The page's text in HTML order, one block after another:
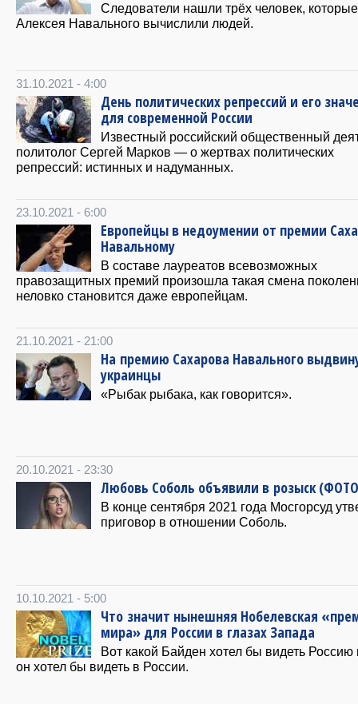
Следователи нашли трёх человек,
Алексея Навального вычислили людей.
31.10.2021 - 4:00
День политических репрессий и его
для современной России
Известный российский общественный
политолог Сергей Марков — о жертвах политических
репрессий: истинных и надуманных.
23.10.2021 - 6:00
Европейцы в недоумении от премии
Навальному
В составе лауреатов всевозможных
правозащитных премий произошла такая смена
неловко становится даже европейцам.
21.10.2021 - 21:00
На премию Сахарова Навального
украинцы
«Рыбак рыбака, как говорится».
20.10.2021 - 23:30
Любовь Соболь объявили в розыск
В конце сентября 2021 года Мосгорсуд
приговор в отношении Соболь.
10.10.2021 - 5:00
Что значит нынешняя Нобелевская
мира» для России в глазах Запада
Вот какой Байден хотел бы видеть Россию
он хотел бы видеть в России.